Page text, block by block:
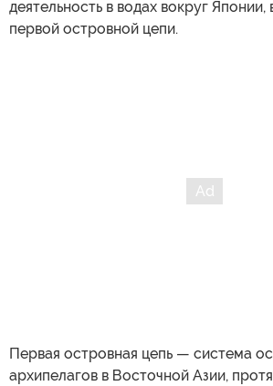
деятельность в водах вокруг
первой островной цепи.
Первая островная цепь — система
архипелагов в Восточной Азии,